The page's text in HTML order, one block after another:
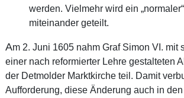
werden. Vielmehr wird ein
miteinander geteilt.
Am 2. Juni 1605 nahm Graf Simon VI. mit
einer nach reformierter Lehre gestalteten
der Detmolder Marktkirche teil. Damit
Aufforderung, diese Änderung auch in